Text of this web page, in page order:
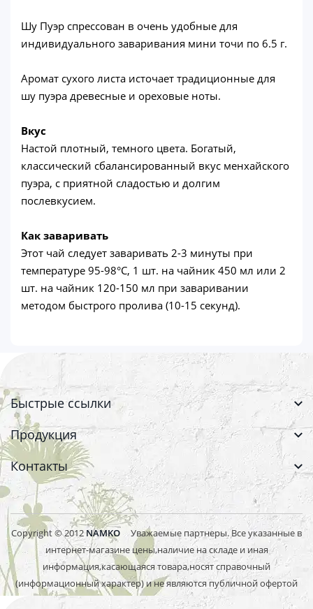
Шу Пуэр спрессован в очень удобные для
индивидуального заваривания мини точи по 6.5 г.
Аромат сухого листа источает традиционные для
шу пуэра древесные и ореховые ноты.
Вкус
Настой плотный, темного цвета. Богатый,
классический сбалансированный вкус менхайского
пуэра, с приятной сладостью и долгим
послевкусием.
Как заваривать
Этот чай следует заваривать 2-3 минуты при
температуре 95-98°С, 1 шт. на чайник 450 мл или 2
шт. на чайник 120-150 мл при заваривании
методом быстрого пролива (10-15 секунд).
Быстрые ссылки
Продукция
Контакты
Copyright © 2012 NAMKO Уважаемые партнеры. Все указанные в
интернет-магазине цены,наличие на складе и иная
информация,касающаяся товара,носят справочный
(информационный характер) и не являются публичной офертой